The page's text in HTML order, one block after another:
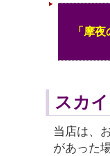
「摩
スカ
当店は、
があった